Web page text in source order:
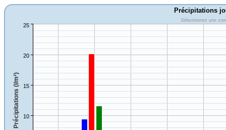
Précipitations (l/m²)
Précipitations
Sélectionnez une
10
15
20
25